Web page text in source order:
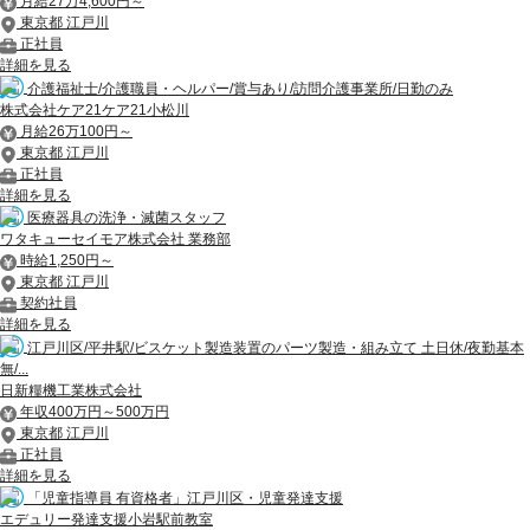
東京都 江戸川
正社員
詳細を見る
介護福祉士/介護職員・ヘルパー/賞与あり/訪問介護事業所/日勤のみ
株式会社ケア21ケア21小松川
月給26万100円～
東京都 江戸川
正社員
詳細を見る
医療器具の洗浄・滅菌スタッフ
ワタキューセイモア株式会社 業務部
時給1,250円～
東京都 江戸川
契約社員
詳細を見る
江戸川区/平井駅/ビスケット製造装置のパーツ製造・組み立て 土日休/夜勤基本
無/...
日新糧機工業株式会社
年収400万円～500万円
東京都 江戸川
正社員
詳細を見る
「児童指導員 有資格者」江戸川区・児童発達支援
エデュリー発達支援小岩駅前教室